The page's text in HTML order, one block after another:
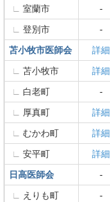
室蘭市 -
登別市
-
苫小牧市医師会
詳細
苫小牧市
詳細
白老町
-
厚真町
詳細
むかわ町
詳細
安平町
詳細
日高医師会
-
えりも町
-